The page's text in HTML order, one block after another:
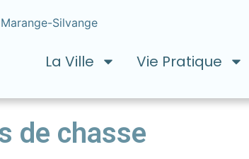
Silvange
La Ville Vie Pratique
de chasse